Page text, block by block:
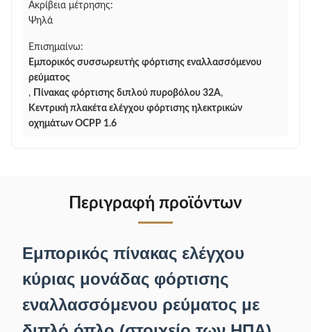
Ακρίβεια μέτρησης:
Ψηλά
Επισημαίνω:
Εμπορικός συσσωρευτής φόρτισης εναλλασσόμενου
ρεύματος
,
Πίνακας φόρτισης διπλού πυροβόλου 32A,
Κεντρική πλακέτα ελέγχου φόρτισης ηλεκτρικών
οχημάτων OCPP 1.6
Περιγραφή προϊόντων
Εμπορικός πίνακας ελέγχου
κύριας μονάδας φόρτισης
εναλλασσόμενου ρεύματος με